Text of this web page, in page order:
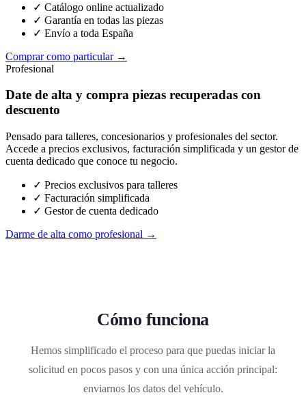
✓ Catálogo online actualizado
✓ Garantía en todas las piezas
✓ Envío a toda España
Comprar como particular →
Profesional
Date de alta y compra piezas recuperadas con
descuento
Pensado para talleres, concesionarios y profesionales del sector.
Accede a precios exclusivos, facturación simplificada y un gestor de
cuenta dedicado que conoce tu negocio.
✓ Precios exclusivos para talleres
✓ Facturación simplificada
✓ Gestor de cuenta dedicado
Darme de alta como profesional →
Cómo funciona
Hemos simplificado el proceso para que puedas iniciar la
solicitud en pocos pasos y con una única acción principal:
enviarnos los datos del vehículo.